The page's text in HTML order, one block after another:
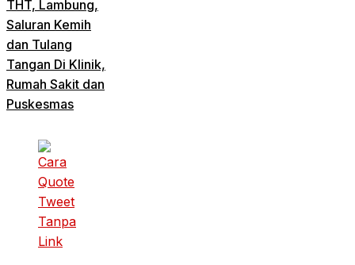
THT, Lambung,
Saluran Kemih
dan Tulang
Tangan Di Klinik,
Rumah Sakit dan
Puskesmas